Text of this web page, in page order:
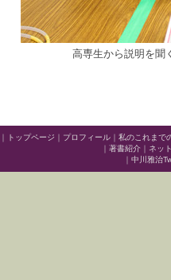
高専生から説明を聞
｜ トップページ ｜ プロフィール ｜ 私のこれまで
｜ 著書紹介 ｜ ネッ
｜ 中川雅治